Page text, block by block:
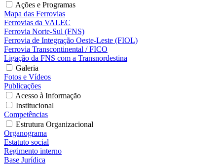
Ações e Programas
Mapa das Ferrovias
Ferrovias da VALEC
Ferrovia Norte-Sul (FNS)
Ferrovia de Integração Oeste-Leste (FIOL)
Ferrovia Transcontinental / FICO
Ligação da FNS com a Transnordestina
Galeria
Fotos e Vídeos
Publicações
Acesso à Informação
Institucional
Competências
Estrutura Organizacional
Organograma
Estatuto social
Regimento interno
Base Jurídica